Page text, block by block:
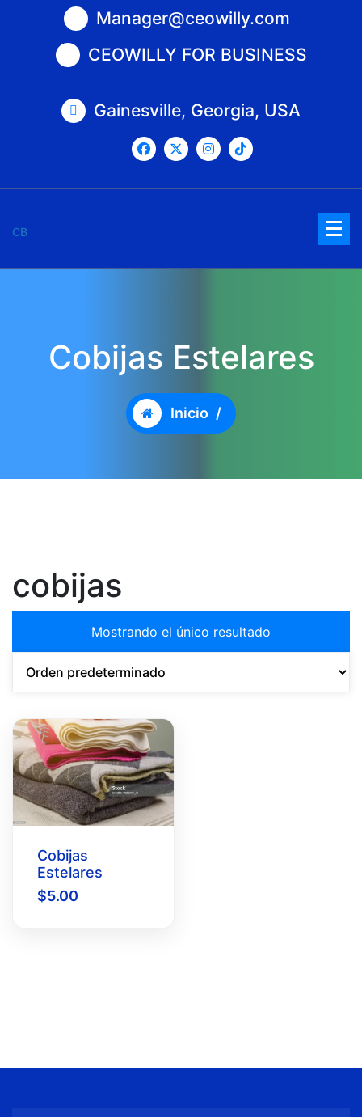
contenido
Manager@ceowilly.com
CEOWILLY FOR BUSINESS
Gainesville, Georgia, USA
CB
Cobijas Estelares
Inicio /
cobijas
Mostrando el único resultado
Cobijas
Estelares
$5.00